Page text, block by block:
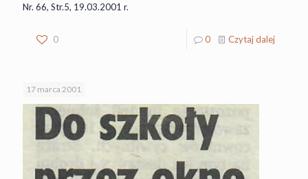
Nr. 66, Str.5, 19.03.2001 r.
0 0 Czytaj dalej
17 marca 2001